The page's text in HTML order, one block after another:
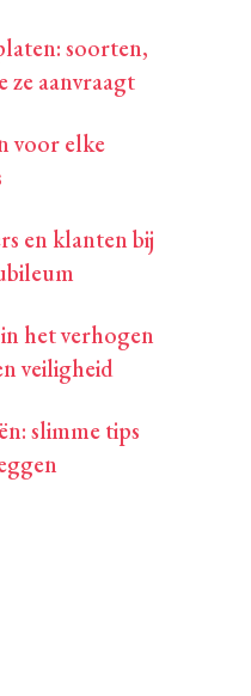
soorten,
ze aanvraagt
voor elke
en klanten bij
het verhogen
veiligheid
slimme tips